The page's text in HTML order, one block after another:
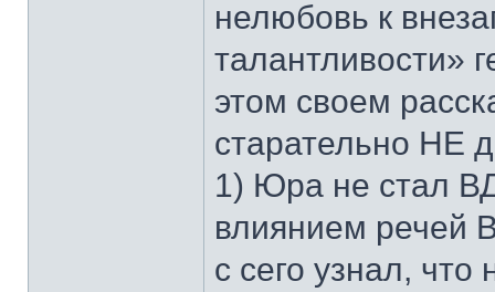
нелюбовь к
талантливости»
этом своем
старательно НЕ
1) Юра не стал
влиянием речей
с сего узнал,